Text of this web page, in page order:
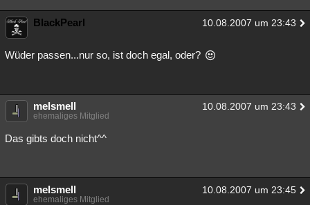
BlackPearl 10.08.2007 um 23:43
Wüder passen...nur so, ist doch egal, oder?
melsmell 10.08.2007 um 23:43
ehemaliges Mitglied
Das gibts doch nicht^^
melsmell 10.08.2007 um 23:45
ehemaliges Mitglied